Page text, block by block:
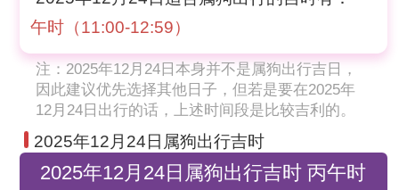
午时（11:00-12:59）
注：2025年12月24日本身并不是属狗出行吉日，
因此建议优先选择其他日子，但若是要在2025年
12月24日出行的话，上述时间段是比较吉利的。
2025年12月24日属狗出行吉时
2025年12月24日属狗出行吉时 丙午时